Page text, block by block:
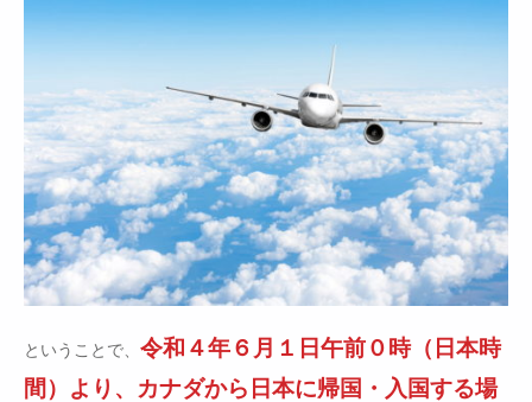
ということで、 令和４年６月１日午前０時（日本時
間）より、カナダから日本に帰国・入国する場